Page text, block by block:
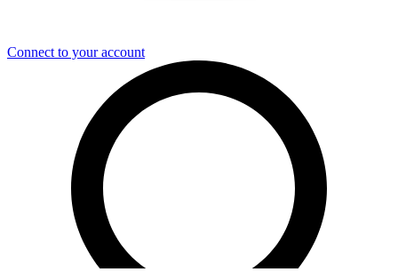
Connect to your account